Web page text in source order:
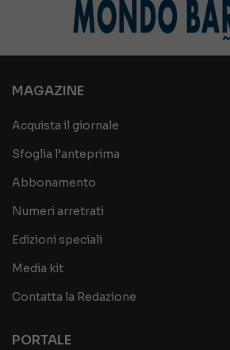
MAGAZINE
Acquista il giornale
Sfoglia l’anteprima
Abbonamento
Numeri arretrati
Edizioni speciali
Media kit
Contatta la Redazione
PORTALE